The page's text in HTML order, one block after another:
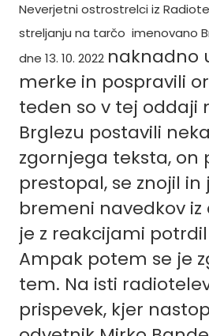
Neverjetni ostrostrelci iz
streljanju na tarčo imenovano
dne 13. 10. 2022 naknadno
merke in pospravili
teden so v tej oddaji
Brglezu postavili
zgornjega teksta, on
prestopal, se znojil in
bremeni navedkov
je z reakcijami
Ampak potem se je
tem. Na isti
prispevek, kjer